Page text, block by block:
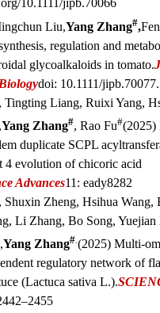
10.1111/jipb.70066
Liu,Yang Zhang#,
regulation and
glycoalkaloids in tomato.
doi: 10.1111/jipb.70077.
Liang, Ruixi Yang,
Yang Zhang#, Rao Fu#(2025)
duplicate SCPL
4 evolution of chicoric acid
Advances11: eady8282
Zheng, Hsihua Wang,
Li Zhang, Bo Song,
,Yang Zhang# (2025) Multi-
regulatory network of
(Lactuca sativa L.).